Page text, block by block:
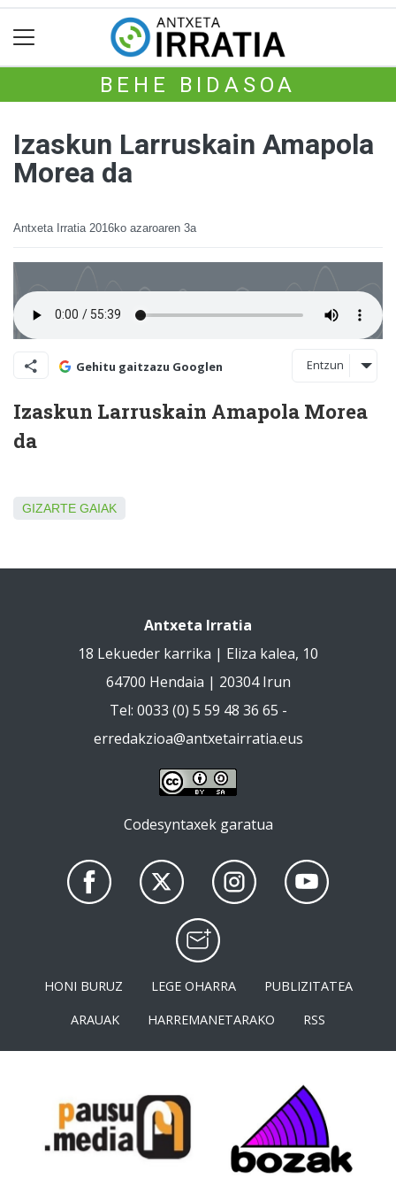
BEHE BIDASOA
Izaskun Larruskain Amapola
Morea da
Antxeta Irratia 2016ko azaroaren 3a
Gehitu gaitzazu Googlen Entzun
Izaskun Larruskain Amapola Morea
da
GIZARTE GAIAK
Antxeta Irratia
18 Lekueder karrika | Eliza kalea, 10
64700 Hendaia | 20304 Irun
Tel: 0033 (0) 5 59 48 36 65 -
erredakzioa@antxetairratia.eus
Codesyntaxek garatua
HONI BURUZ LEGE OHARRA
PUBLIZITATEA
ARAUAK
HARREMANETARAKO RSS